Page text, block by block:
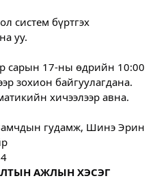
систем бүртгэх
уу.
сарын 17-ны өдрийн 10:00
зохион байгуулагдана.
хичээлээр авна.
гудамж, Шинэ Эрин
АЖЛЫН ХЭСЭГ